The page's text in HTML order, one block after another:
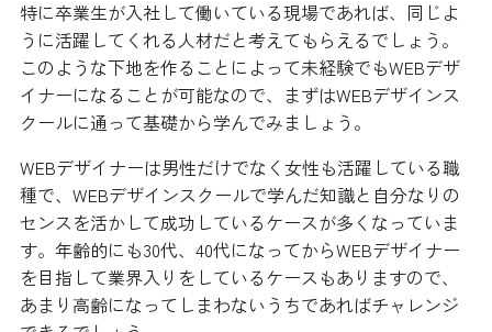
特に卒業生が入社して働いている現場であれば、同じよ
うに活躍してくれる人材だと考えてもらえるでしょう。
このような下地を作ることによって未経験でもWEBデザ
イナーになることが可能なので、まずはWEBデザインス
クールに通って基礎から学んでみましょう。
WEBデザイナーは男性だけでなく女性も活躍している職
種で、WEBデザインスクールで学んだ知識と自分なりの
センスを活かして成功しているケースが多くなっていま
す。年齢的にも30代、40代になってからWEBデザイナー
を目指して業界入りをしているケースもありますので、
あまり高齢になってしまわないうちであればチャレンジ